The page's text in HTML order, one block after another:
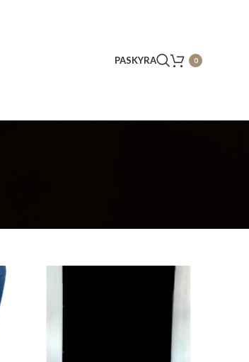
PASKYRA 0